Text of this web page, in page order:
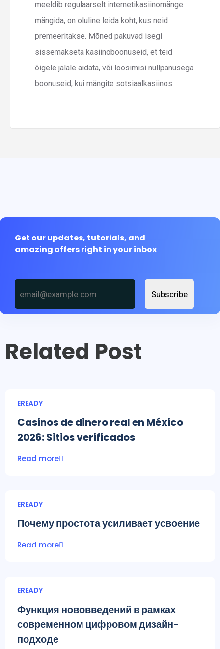
meeldib regulaarselt internetikasiinomänge
mängida, on oluline leida koht, kus neid
premeeritakse. Mõned pakuvad isegi
sissemakseta kasiinoboonuseid, et teid
õigele jalale aidata, või loosimisi nullpanusega
boonuseid, kui mängite sotsiaalkasiinos.
Get our updates, tutorials, and
amazing offers right in your inbox
Subscribe
Related Post
EREADY
Casinos de dinero real en México
2026: Sitios verificados
Read more
EREADY
Почему простота усиливает усвоение
Read more
EREADY
Функция нововведений в рамках
современном цифровом дизайн-
подходе